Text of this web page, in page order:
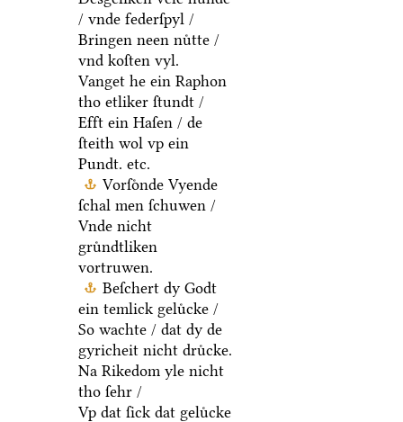
/ vnde federſpyl /
Bringen neen nuͤtte /
vnd koſten vyl.
Vanget he ein Raphon
tho etliker ſtundt /
Efft ein Haſen / de
ſteith wol vp ein
Pundt. etc.
Vorſoͤnde Vyende
ſchal men ſchuwen /
Vnde nicht
gruͤndtliken
vortruwen.
Beſchert dy Godt
ein temlick geluͤcke /
So wachte / dat dy de
gyricheit nicht druͤcke.
Na Rikedom yle nicht
tho ſehr /
Vp dat ſick dat geluͤcke